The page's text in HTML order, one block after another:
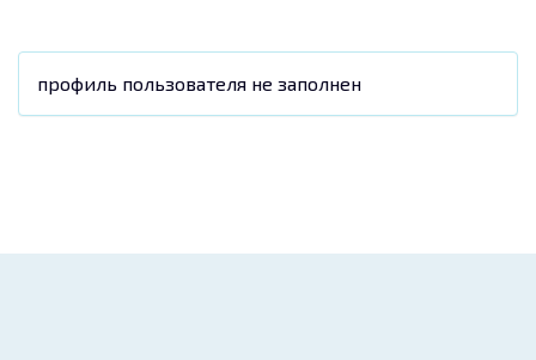
профиль пользователя не заполнен